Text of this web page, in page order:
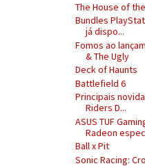
The House of
Bundles
já dispo...
Fomos ao
& The Ugly
Deck of Haunts
Battlefield 6
Principais
Riders D...
ASUS TUF
Radeon
Ball x Pit
Sonic Racing: